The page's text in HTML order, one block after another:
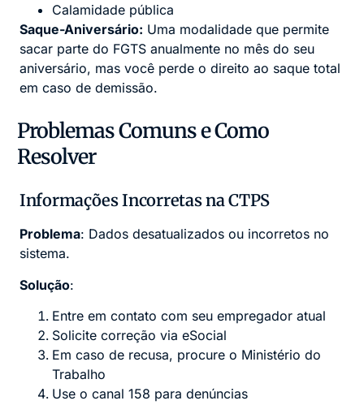
Calamidade pública
Saque-Aniversário: Uma modalidade que permite
sacar parte do FGTS anualmente no mês do seu
aniversário, mas você perde o direito ao saque total
em caso de demissão.
Problemas Comuns e Como
Resolver
Informações Incorretas na CTPS
Problema: Dados desatualizados ou incorretos no
sistema.
Solução:
Entre em contato com seu empregador atual
Solicite correção via eSocial
Em caso de recusa, procure o Ministério do
Trabalho
Use o canal 158 para denúncias